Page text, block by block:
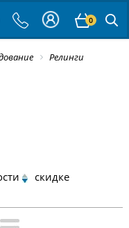
0
Релинги
скидке